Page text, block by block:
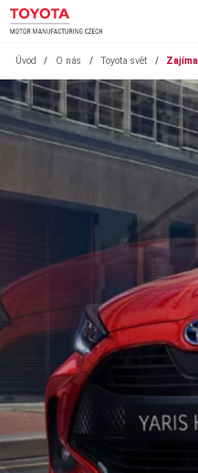
Úvod / O nás / Toyota svět /